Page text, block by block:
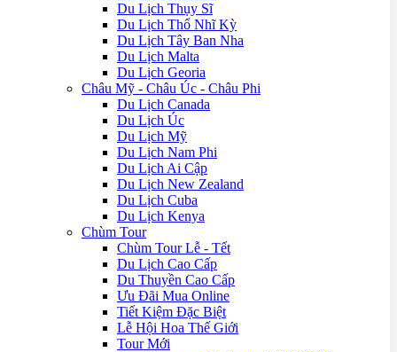
Du Lịch Thụy Sĩ
Du Lịch Thổ Nhĩ Kỳ
Du Lịch Tây Ban Nha
Du Lịch Malta
Du Lịch Georia
Châu Mỹ - Châu Úc - Châu Phi
Du Lịch Canada
Du Lịch Úc
Du Lịch Mỹ
Du Lịch Nam Phi
Du Lịch Ai Cập
Du Lịch New Zealand
Du Lịch Cuba
Du Lịch Kenya
Chùm Tour
Chùm Tour Lễ - Tết
Du Lịch Cao Cấp
Du Thuyền Cao Cấp
Ưu Đãi Mua Online
Tiết Kiệm Đặc Biệt
Lễ Hội Hoa Thế Giới
Tour Mới